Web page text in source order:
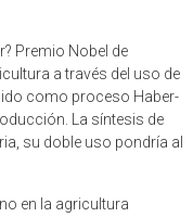
a través del uso de
como proceso Haber-
La síntesis de
su doble uso pondría al
Hoy en las